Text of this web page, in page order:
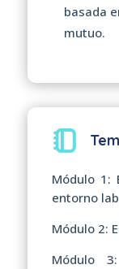
basada
mutuo.
Módulo 1:
entorno
Módulo 2:
Módulo